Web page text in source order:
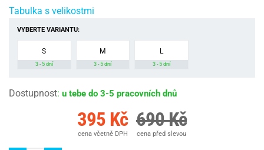
Tabulka s velikostmi
VYBERTE VARIANTU:
S
3 - 5 dní
M
3 - 5 dní
L
3 - 5 dní
Dostupnost: u tebe do 3-5 pracovních dnů
395 Kč
cena včetně DPH
690 Kč
cena před slevou